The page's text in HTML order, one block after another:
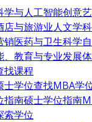
学与人工智能创意
店与旅游业人文学科
销医药与卫生科学
、教育与专业发展
找课程
士学位查找MBA学
指南硕士学位指南
索学位